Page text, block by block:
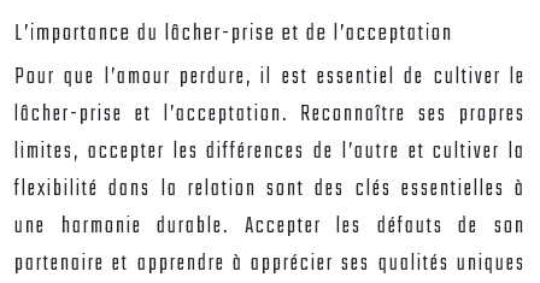
L’importance du lâcher-prise et de l’acceptation
Pour que l’amour perdure, il est essentiel de cultiver le
lâcher-prise et l’acceptation. Reconnaître ses propres
limites, accepter les différences de l’autre et cultiver la
flexibilité dans la relation sont des clés essentielles à
une harmonie durable. Accepter les défauts de son
partenaire et apprendre à apprécier ses qualités uniques